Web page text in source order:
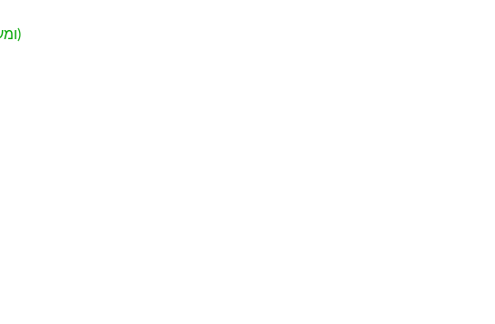
Windows x86_64 (נדרשת Windows 7 ומעלה)